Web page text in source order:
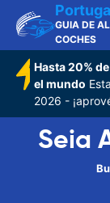
GUIA DE
COCHES
Hasta 20%
el mundo
2026 -
Seia